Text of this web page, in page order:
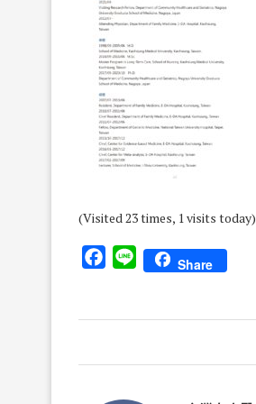
(Visited 23 times, 1 visits today)
Facebook
Line Share